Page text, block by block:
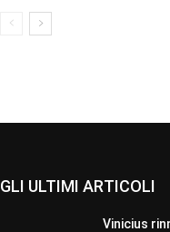
GLI ULTIMI ARTICOLI
Vinicius